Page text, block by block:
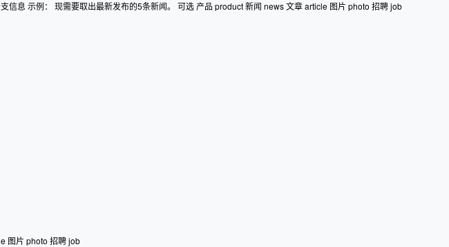
息 示例： 现需要取出最新发布的5条新闻。 可选 产品 product 新闻 news 文章 article 图片 photo 招聘 job
图片 photo 招聘 job